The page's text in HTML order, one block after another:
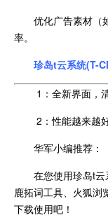
优化广告素材（
率。
珍岛t云系统(T-
1：全新界面，
2：性能越来越
华军小编推荐：
在您使用珍岛t
鹿拓词工具、火狐浏
下载使用吧！